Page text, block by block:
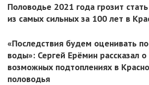
Половодье 2021 года грозит
из самых сильных за 100 лет в
«Последствия будем оценивать
воды»: Сергей Ерёмин рассказал
возможных подтоплениях в
половодья